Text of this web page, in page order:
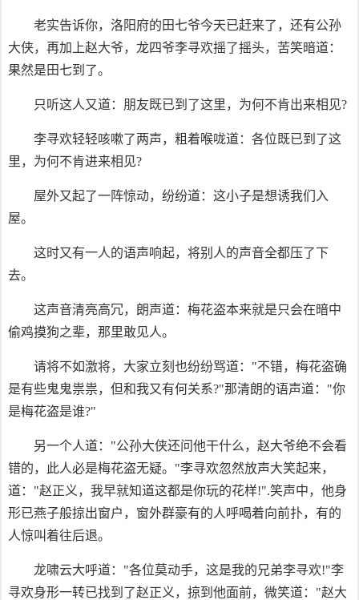
老实告诉你，洛阳府的田七爷今天已赶来了，还有公孙
大侠，再加上赵大爷，龙四爷李寻欢摇了摇头，苦笑暗道：
果然是田七到了。
只听这人又道：朋友既已到了这里，为何不肯出来相见?
李寻欢轻轻咳嗽了两声，粗着喉咙道：各位既已到了这
里，为何不肯进来相见?
屋外又起了一阵惊动，纷纷道：这小子是想诱我们入
屋。
这时又有一人的语声响起，将别人的声音全都压了下
去。
这声音清亮高冗，朗声道：梅花盗本来就是只会在暗中
偷鸡摸狗之辈，那里敢见人。
请将不如激将，大家立刻也纷纷骂道："不错，梅花盗确
是有些鬼鬼祟祟，但和我又有何关系?"那清朗的语声道："你
是梅花盗是谁?"
另一个人道："公孙大侠还问他干什么，赵大爷绝不会看
错的，此人必是梅花盗无疑。"李寻欢忽然放声大笑起来，
道："赵正义，我早就知道这都是你玩的花样!".笑声中，他身
形已燕子般掠出窗户，窗外群豪有的人呼喝着向前扑，有的
人惊叫着往后退。
龙啸云大呼道："各位莫动手，这是我的兄弟李寻欢!"李
寻欢身形一转已找到了赵正义，掠到他面前，微笑道："赵大